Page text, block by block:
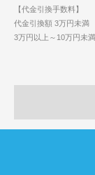
【代金引換手数料】
代金引換額 3万円未満
3万円以上～10万円未